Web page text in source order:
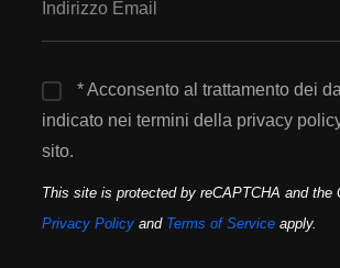
* Acconsento al trattamento dei
indicato nei termini della privacy
sito.
This site is protected by reCAPTCHA and the
Privacy Policy and Terms of Service apply.